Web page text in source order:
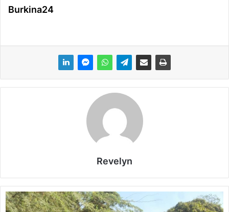
Burkina24
Revelyn
B
o